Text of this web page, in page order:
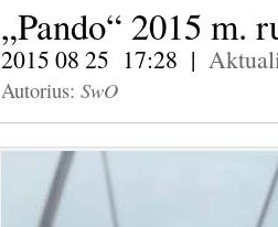
„Pando“ 2015 m.
2015 08 25 17:28 |
Autorius: SwO